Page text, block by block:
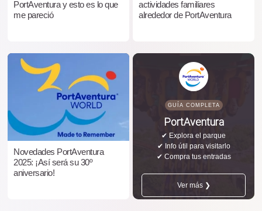
PortAventura y esto es lo que
me pareció
actividades familiares
alrededor de PortAventura
Novedades PortAventura
2025: ¡Así será su 30º
aniversario!
GUÍA COMPLETA
PortAventura
✔ Explora el parque
✔ Info útil para visitarlo
✔ Compra tus entradas
Ver más ❯